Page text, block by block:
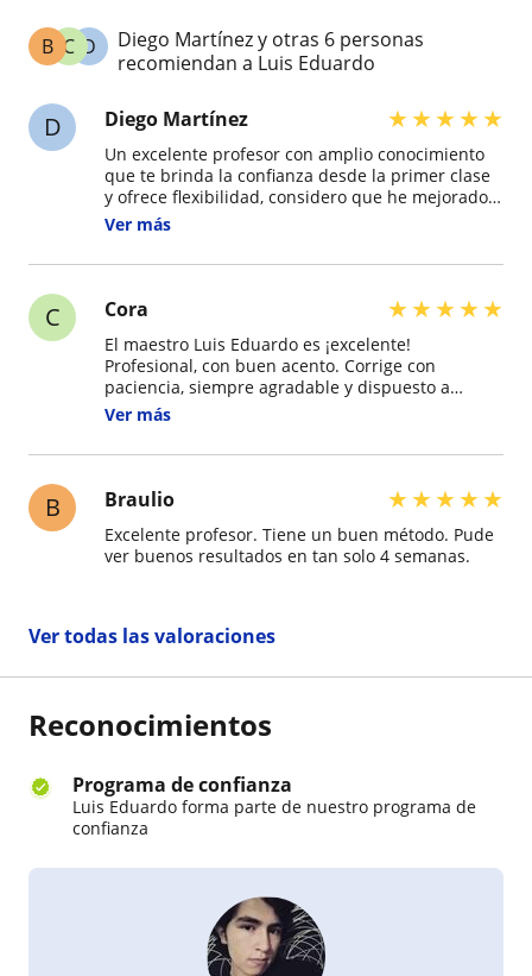
D
C
B
Diego Martínez y otras 6 personas
recomiendan a Luis Eduardo
D Diego Martínez ★★★★★
Un excelente profesor con amplio conocimiento
que te brinda la confianza desde la primer clase
y ofrece flexibilidad, considero que he mejorado
mucho mi nivel desde que comencé a tomar
Ver más
C Cora ★★★★★
El maestro Luis Eduardo es ¡excelente!
Profesional, con buen acento. Corrige con
paciencia, siempre agradable y dispuesto a
elaborar cualquier pregunta a su máximo.
ritmo de uno. Todo fluye sin presión. Mega
largo tiempo.
Ver más
B Braulio ★★★★★
Excelente profesor. Tiene un buen método. Pude
ver buenos resultados en tan solo 4 semanas.
Ver todas las valoraciones
Reconocimientos
Programa de confianza
Luis Eduardo forma parte de nuestro programa de
confianza